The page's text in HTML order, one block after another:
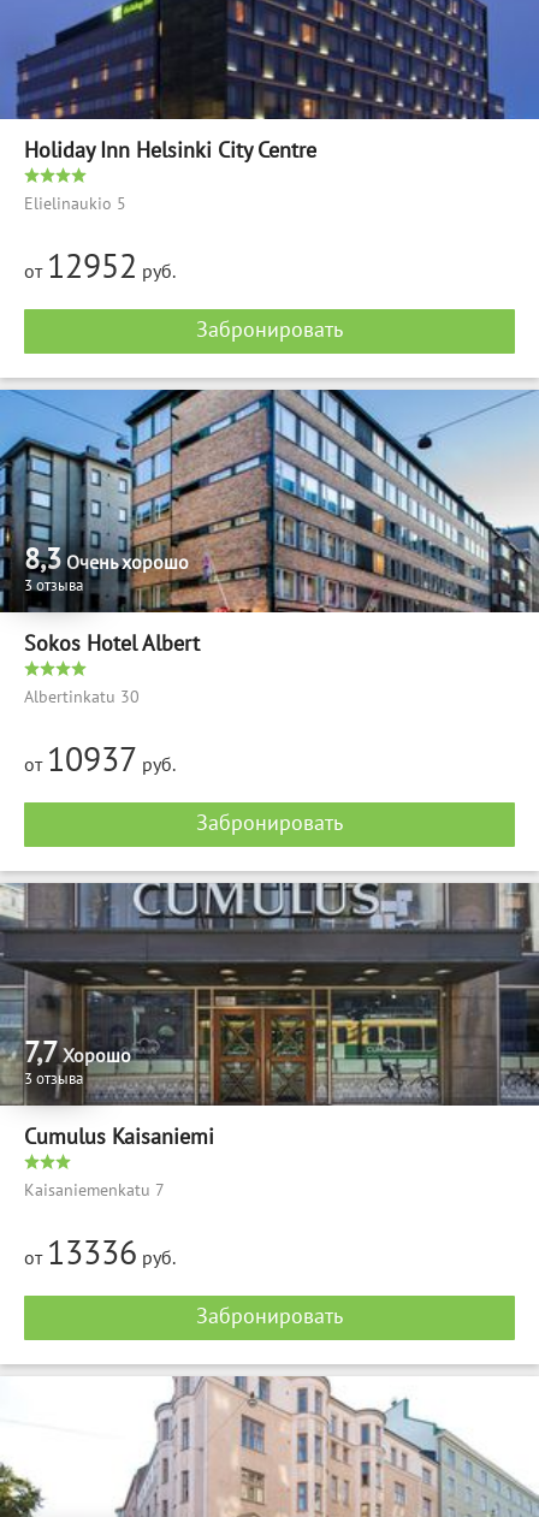
Holiday Inn Helsinki City Centre
Elielinaukio 5
от 12952 руб.
Забронировать
Sokos Hotel Albert
Albertinkatu 30
от 10937 руб.
Забронировать
8,3 Очень хорошо
3 отзыва
Cumulus Kaisaniemi
Kaisaniemenkatu 7
от 13336 руб.
Забронировать
7,7 Хорошо
3 отзыва